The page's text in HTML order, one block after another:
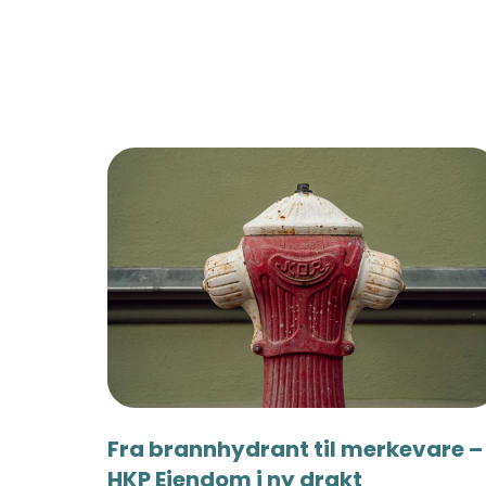
Fra brannhydrant til merkevare –
HKP Eiendom i ny drakt